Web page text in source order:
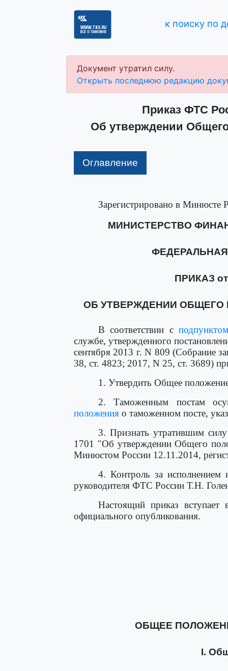
к поиску по
Документ утратил силу.
Открыть последнюю редакцию
Приказ ФТС
Об утверждении
Оглавление
Зарегистрировано в Минюсте
МИНИСТЕРСТВО
ПРИКАЗ от
ОБ УТВЕРЖДЕНИИ
В соответствии с
службе, утвержденного
сентября 2013 г. N 809 (Собрание
38, ст. 4823; 2017, N 25, ст. 3689)
1. Утвердить Общее
2. Таможенным постам
положения о таможенном посте,
3. Признать утратившим
1701 "Об утверждении Общего
Минюстом России 12.11.2014,
4. Контроль за исполнением
руководителя ФТС России Т.Н.
Настоящий приказ
официального опубликования.
ОБЩЕЕ
I.